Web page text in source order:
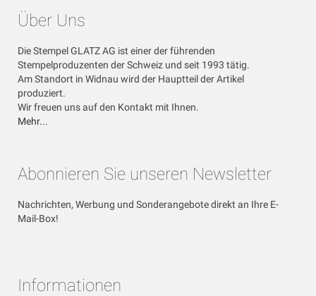
Über Uns
Die Stempel GLATZ AG ist einer der führenden
Stempelproduzenten der Schweiz und seit 1993 tätig.
Am Standort in Widnau wird der Hauptteil der Artikel
produziert.
Wir freuen uns auf den Kontakt mit Ihnen.
Mehr...
Abonnieren Sie unseren Newsletter
Nachrichten, Werbung und Sonderangebote direkt an Ihre E-
Mail-Box!
Informationen